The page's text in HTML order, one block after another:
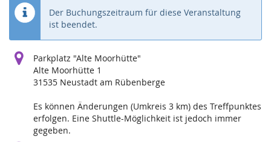
Der Buchungszeitraum für diese Veranstaltung
ist beendet.
Parkplatz "Alte Moorhütte"
Alte Moorhütte 1
31535 Neustadt am Rübenberge
Es können Änderungen (Umkreis 3 km) des Treffpunktes
erfolgen. Eine Shuttle-Möglichkeit ist jedoch immer
gegeben.